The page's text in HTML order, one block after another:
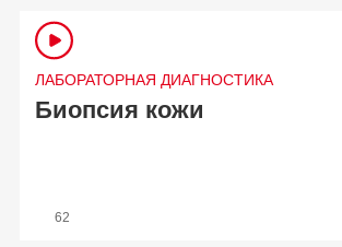
ЛАБОРАТОРНАЯ ДИАГНОСТИКА
Биопсия кожи
62